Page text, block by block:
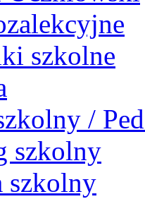
szkolne
/
szkolny
szkolny